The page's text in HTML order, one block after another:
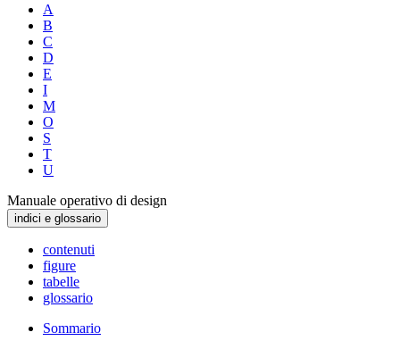
A
B
C
D
E
I
M
O
S
T
U
Manuale operativo di design
indici e glossario
contenuti
figure
tabelle
glossario
Sommario